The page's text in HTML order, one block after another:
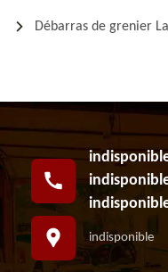
Débarras de grenier
indisponible